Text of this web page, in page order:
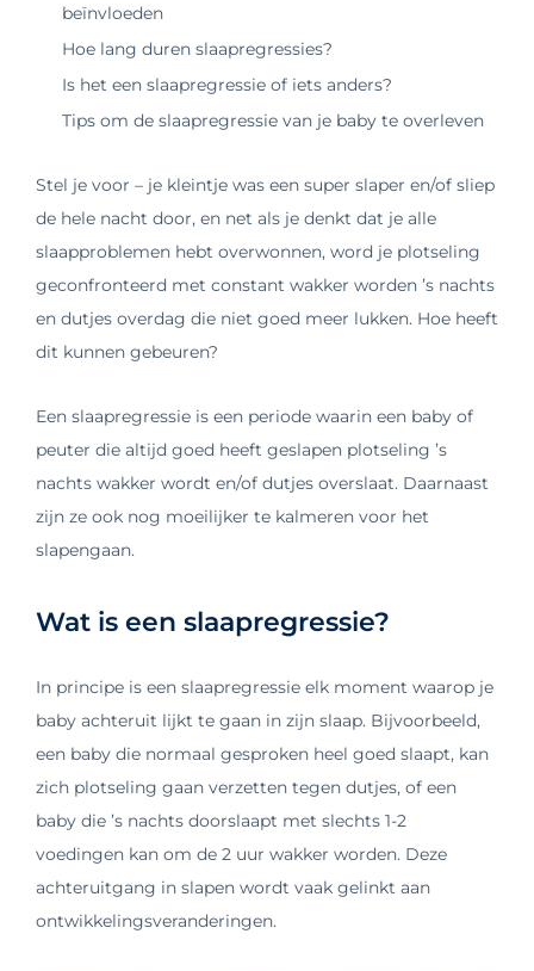
beïnvloeden
Hoe lang duren slaapregressies?
Is het een slaapregressie of iets anders?
Tips om de slaapregressie van je baby te overleven
Stel je voor – je kleintje was een super slaper en/of sliep
de hele nacht door, en net als je denkt dat je alle
slaapproblemen hebt overwonnen, word je plotseling
geconfronteerd met constant wakker worden ’s nachts
en dutjes overdag die niet goed meer lukken. Hoe heeft
dit kunnen gebeuren?
Een slaapregressie is een periode waarin een baby of
peuter die altijd goed heeft geslapen plotseling ’s
nachts wakker wordt en/of dutjes overslaat. Daarnaast
zijn ze ook nog moeilijker te kalmeren voor het
slapengaan.
Wat is een slaapregressie?
In principe is een slaapregressie elk moment waarop je
baby achteruit lijkt te gaan in zijn slaap. Bijvoorbeeld,
een baby die normaal gesproken heel goed slaapt, kan
zich plotseling gaan verzetten tegen dutjes, of een
baby die ’s nachts doorslaapt met slechts 1-2
voedingen kan om de 2 uur wakker worden. Deze
achteruitgang in slapen wordt vaak gelinkt aan
ontwikkelingsveranderingen.